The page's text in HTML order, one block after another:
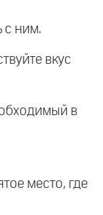
с ним.
вкус
в
место, где